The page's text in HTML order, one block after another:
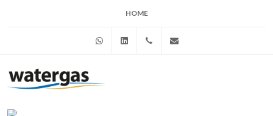
HOME
WhatsAppLinkedin+39 345 281 0246